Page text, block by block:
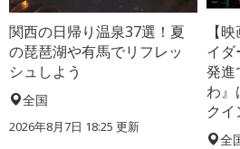
関西の日帰り温泉37選！夏
の琵琶湖や有馬でリフレッ
シュしよう
全国
2026年8月7日 18:25 更新
【
イダ
発進
わ』
クイ
全